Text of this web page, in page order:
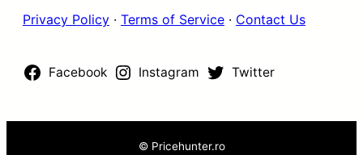
Privacy Policy · Terms of Service · Contact Us
Facebook Instagram Twitter
© Pricehunter.ro